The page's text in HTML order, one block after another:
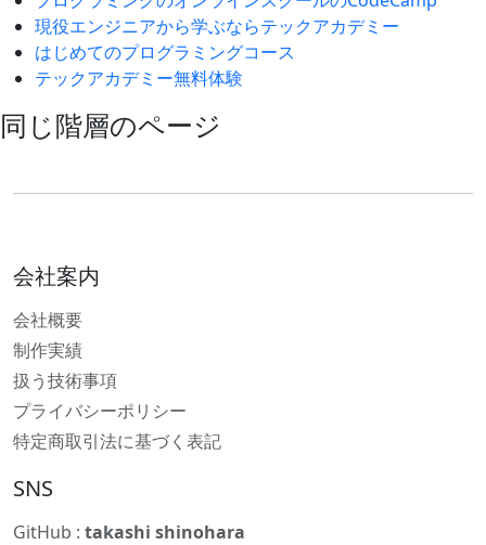
現役エンジニアから学ぶならテックアカデミー
はじめてのプログラミングコース
テックアカデミー無料体験
同じ階層のページ
会社案内
会社概要
制作実績
扱う技術事項
プライバシーポリシー
特定商取引法に基づく表記
SNS
GitHub : takashi shinohara